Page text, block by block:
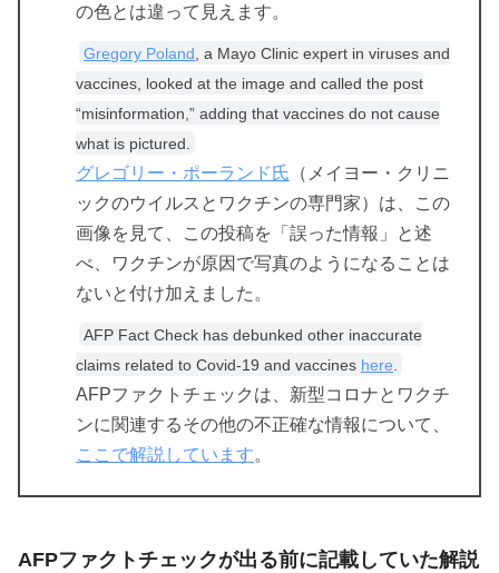
の色とは違って見えます。
Gregory Poland , a Mayo Clinic expert in viruses and
vaccines, looked at the image and called the post
“misinformation,” adding that vaccines do not cause
what is pictured.
グレゴリー・ポーランド氏 （メイヨー・クリニ
ックのウイルスとワクチンの専門家）は、この
画像を見て、この投稿を「誤った情報」と述
べ、ワクチンが原因で写真のようになることは
ないと付け加えました。
AFP Fact Check has debunked other inaccurate
claims related to Covid-19 and vaccines here
AFPファクトチェックは、新型コロナとワクチ
ンに関連するその他の不正確な情報について、
ここで解説しています。
AFPファクトチェックが出る前に記載していた解説